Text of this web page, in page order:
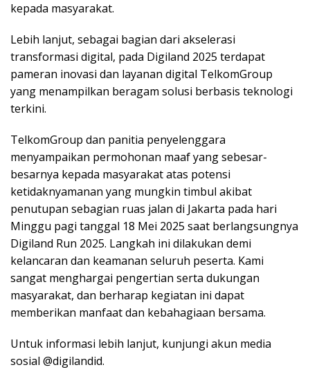
kepada masyarakat.
Lebih lanjut, sebagai bagian dari akselerasi
transformasi digital, pada Digiland 2025 terdapat
pameran inovasi dan layanan digital TelkomGroup
yang menampilkan beragam solusi berbasis teknologi
terkini.
TelkomGroup dan panitia penyelenggara
menyampaikan permohonan maaf yang sebesar-
besarnya kepada masyarakat atas potensi
ketidaknyamanan yang mungkin timbul akibat
penutupan sebagian ruas jalan di Jakarta pada hari
Minggu pagi tanggal 18 Mei 2025 saat berlangsungnya
Digiland Run 2025. Langkah ini dilakukan demi
kelancaran dan keamanan seluruh peserta. Kami
sangat menghargai pengertian serta dukungan
masyarakat, dan berharap kegiatan ini dapat
memberikan manfaat dan kebahagiaan bersama.
Untuk informasi lebih lanjut, kunjungi akun media
sosial @digilandid.